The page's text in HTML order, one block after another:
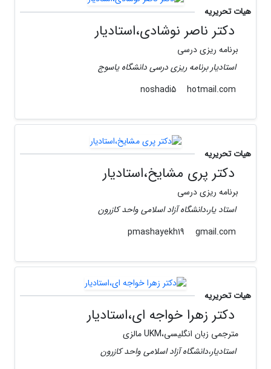
هیات تحریریه
دکتر ناصر نوشادی،استادیار
برنامه ریزی درسی
استادیار برنامه ریزی درسی دانشگاه یاسوج
hotmail.com
هیات تحریریه
دکتر پری مشایخ،استادیار
برنامه ریزی درسی
استاد یار،دانشگاه آزاد اسلامی واحد کازرون
gmail.com
هیات تحریریه
دکتر زهرا خواجه ای،استادیار
مترجمی زبان انگلیسی،UKM مالزی
استادیار،دانشگاه آزاد اسلامی واحد کازرون